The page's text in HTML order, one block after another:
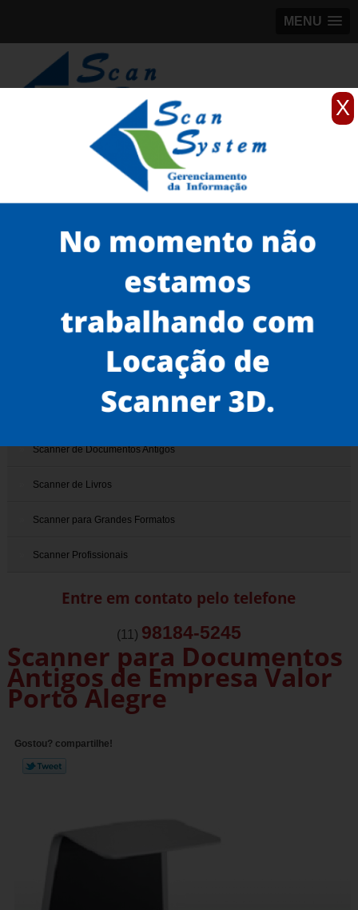
X
MENU
98184-5245
scanner de documentos antigos
scanner para documentos antigos de empresa
scanner para documentos antigos de empresa valor Porto Alegre
Serviços
Scanner de Documentos
Scanner de Documentos Antigos
Scanner de Livros
Scanner para Grandes Formatos
Scanner Profissionais
Entre em contato pelo telefone
(11) 98184-5245
Scanner para Documentos
Antigos de Empresa Valor
Porto Alegre
Gostou? compartilhe!